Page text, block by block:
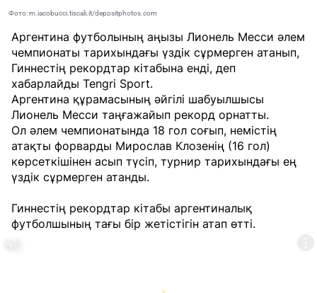
Фото: m.iacobucci.tiscali.it/depositphotos.com
Аргентина футболының аңызы Лионель Месси әлем
чемпионаты тарихындағы үздік сұрмерген атанып,
Гиннестің рекордтар кітабына енді, деп
хабарлайды Tengri Sport.
Аргентина құрамасының әйгілі шабуылшысы
Лионель Месси таңғажайып рекорд орнатты.
Ол әлем чемпионатында 18 гол соғып, немістің
атақты форварды Мирослав Клозенің (16 гол)
көрсеткішінен асып түсіп, турнир тарихындағы ең
үздік сұрмерген атанды.
Гиннестің рекордтар кітабы аргентиналық
футболшының тағы бір жетістігін атап өтті.